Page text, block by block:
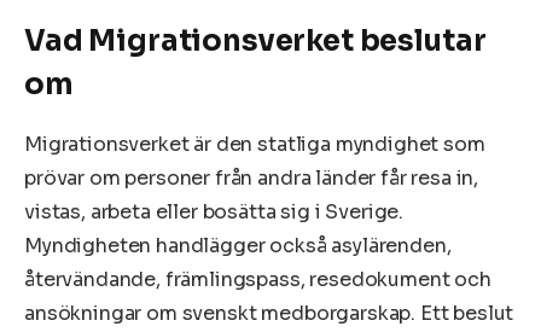
Vad Migrationsverket beslutar
om
Migrationsverket är den statliga myndighet som
prövar om personer från andra länder får resa in,
vistas, arbeta eller bosätta sig i Sverige.
Myndigheten handlägger också asylärenden,
återvändande, främlingspass, resedokument och
ansökningar om svenskt medborgarskap. Ett beslut